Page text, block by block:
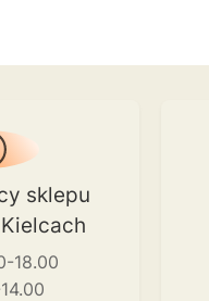
sklepu
18.00